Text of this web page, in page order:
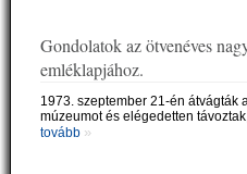
Gondolatok az ötvenéves
emléklapjához.
1973. szeptember 21-én átvágták
múzeumot és elégedetten
tovább »